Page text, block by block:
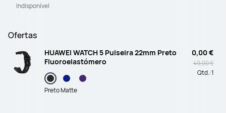
Indisponível
Ofertas
HUAWEI WATCH 5 Pulseira 22mm Preto
Fluoroelastómero
Preto Matte
0,00 €
49,00 €
Qtd.:1